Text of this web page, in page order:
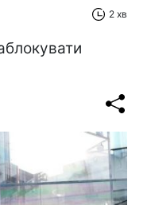
2 хв